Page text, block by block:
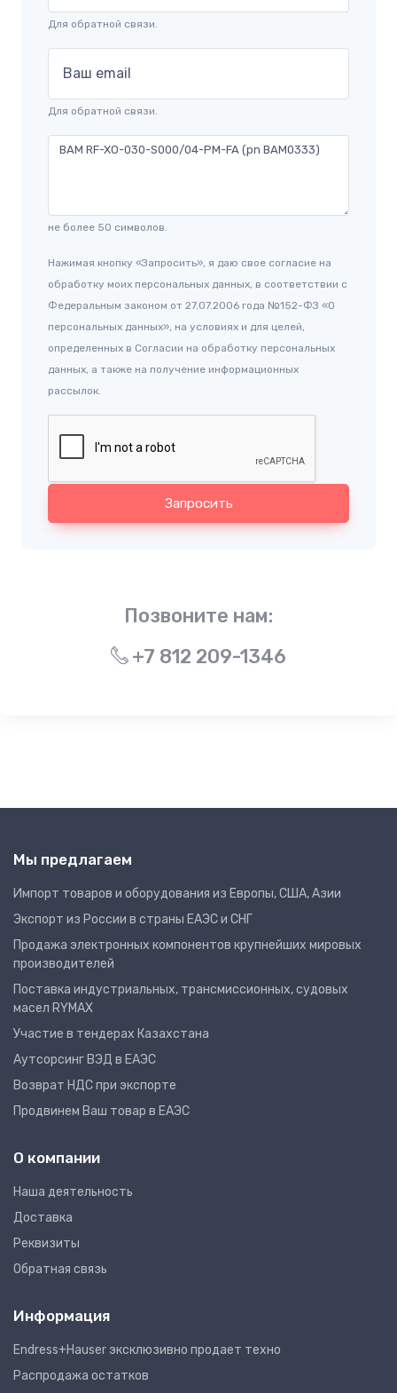
Для обратной связи.
Ваш email
Для обратной связи.
не более 50 символов.
Нажимая кнопку «Запросить», я даю свое согласие на
обработку моих персональных данных, в соответствии с
Федеральным законом от 27.07.2006 года №152-ФЗ «О
персональных данных», на условиях и для целей,
определенных в Согласии на обработку персональных
данных, а также на получение информационных
рассылок.
Запросить
Позвоните нам:
+7 812 209-1346
Мы предлагаем
Импорт товаров и оборудования из Европы, США, Азии
Экспорт из России в страны ЕАЭС и СНГ
Продажа электронных компонентов крупнейших мировых
производителей
Поставка индустриальных, трансмиссионных, судовых
масел RYMAX
Участие в тендерах Казахстана
Аутсорсинг ВЭД в ЕАЭС
Возврат НДС при экспорте
Продвинем Ваш товар в ЕАЭС
О компании
Наша деятельность
Доставка
Реквизиты
Обратная связь
Информация
Endress+Hauser эксклюзивно продает техно
Распродажа остатков